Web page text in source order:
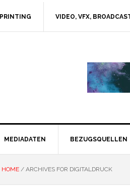
VIDEO, VFX,
MEDIADATEN BEZUGSQUELLEN
HOME /ARCHIVES FOR DIGITALDRUCK